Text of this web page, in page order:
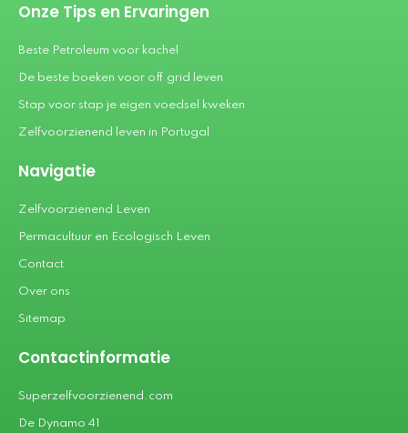
Onze Tips en Ervaringen
Beste Petroleum voor kachel
De beste boeken voor off grid leven
Stap voor stap je eigen voedsel kweken
Zelfvoorzienend leven in Portugal
Navigatie
Zelfvoorzienend Leven
Permacultuur en Ecologisch Leven
Contact
Over ons
Sitemap
Contactinformatie
Superzelfvoorzienend.com
De Dynamo 41